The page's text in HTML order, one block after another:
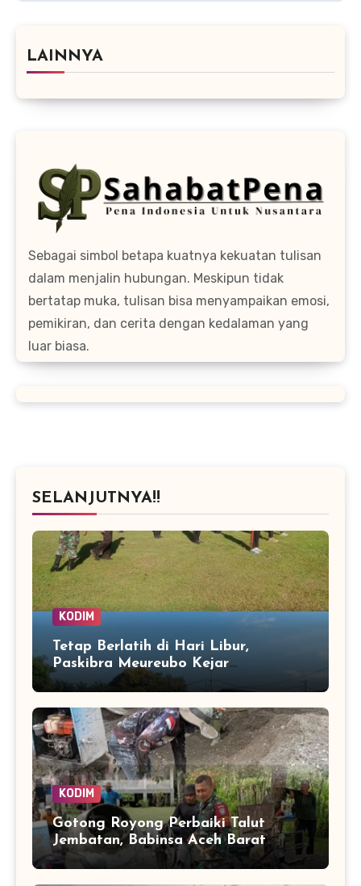
LAINNYA
Sebagai simbol betapa kuatnya kekuatan tulisan
dalam menjalin hubungan. Meskipun tidak
bertatap muka, tulisan bisa menyampaikan emosi,
pemikiran, dan cerita dengan kedalaman yang
luar biasa.
SELANJUTNYA!!
KODIM
Tetap Berlatih di Hari Libur,
Paskibra Meureubo Kejar
Kekompakan Jelang 17 Agustus
KODIM
Gotong Royong Perbaiki Talut
Jembatan, Babinsa Aceh Barat
Bantu Pulihkan Akses Warga